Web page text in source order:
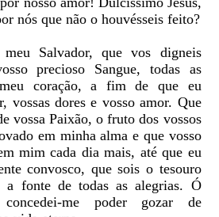
nós que não o houvésseis feito?
Salvador, que vos digneis
precioso Sangue, todas as
coração, a fim de que eu
vossas dores e vosso amor. Que
vossa Paixão, o fruto dos vossos
em minha alma e que vosso
mim cada dia mais, até que eu
convosco, que sois o tesouro
a fonte de todas as alegrias. Ó
concedei-me poder gozar de